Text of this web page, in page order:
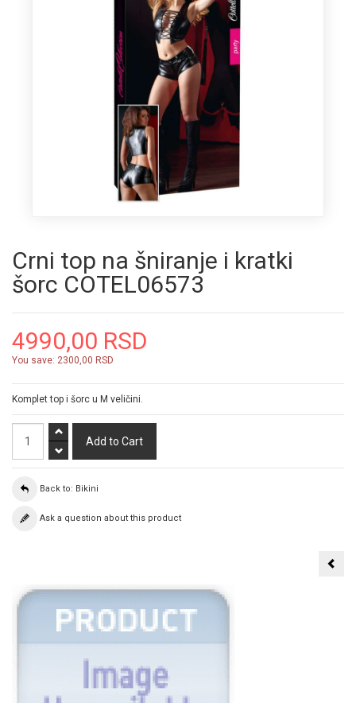
Crni top na šniranje i kratki
šorc COTEL06573
4990,00 RSD
You save: 2300,00 RSD
Komplet top i šorc u M veličini.
Back to: Bikini
Ask a question about this product